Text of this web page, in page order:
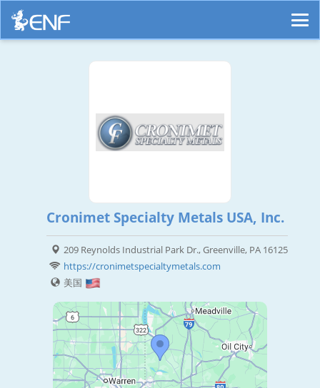
Cronimet Specialty Metals USA, Inc.
209 Reynolds Industrial Park Dr., Greenville, PA 16125
https://cronimetspecialtymetals.com
美国